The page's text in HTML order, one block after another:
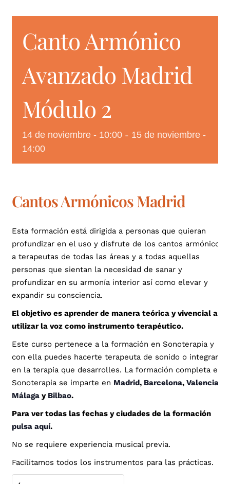
CONTACTO
Canto Armónico
Avanzado Madrid
Módulo 2
14 de noviembre - 10:00 - 15 de noviembre -
14:00
Cantos Armónicos Madrid
Esta formación está dirigida a personas que quieran
profundizar en el uso y disfrute de los cantos armónicos,
a terapeutas de todas las áreas y a todas aquellas
personas que sientan la necesidad de sanar y
profundizar en su armonía interior así como elevar y
expandir su consciencia.
El objetivo es aprender de manera teórica y vivencial a
utilizar la voz como instrumento terapéutico.
Este curso pertenece a la formación en Sonoterapia y
con ella puedes hacerte terapeuta de sonido o integrarlo
en la terapia que desarrolles. La formación completa en
Sonoterapia se imparte en Madrid, Barcelona, Valencia
Málaga y Bilbao.
Para ver todas las fechas y ciudades de la formación
pulsa aquí.
No se requiere experiencia musical previa.
Facilitamos todos los instrumentos para las prácticas.